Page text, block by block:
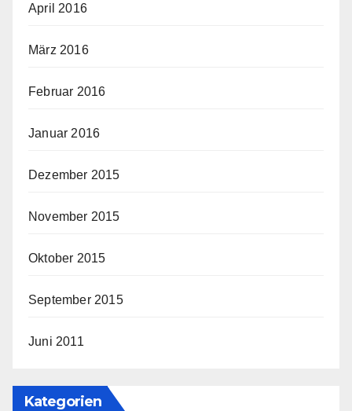
April 2016
März 2016
Februar 2016
Januar 2016
Dezember 2015
November 2015
Oktober 2015
September 2015
Juni 2011
Kategorien